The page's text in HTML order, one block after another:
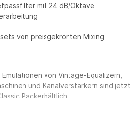
mit 24 dB/Oktave
von preisgekrönten Mixing
von Vintage-Equalizern,
und Kanalverstärkern sind jetzt
Packerhältlich .